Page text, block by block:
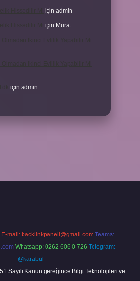
için admin
için Murat
için admin
E-mail: backlinkpaneli@gmail.com Teams:
Whatsapp: 0262 606 0 726 Telegram:
@karabul
Sayılı Kanun gereğince Bilgi Teknolojileri ve